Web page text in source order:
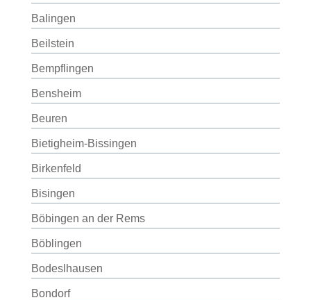
Balingen
Beilstein
Bempflingen
Bensheim
Beuren
Bietigheim-Bissingen
Birkenfeld
Bisingen
Böbingen an der Rems
Böblingen
Bodeslhausen
Bondorf